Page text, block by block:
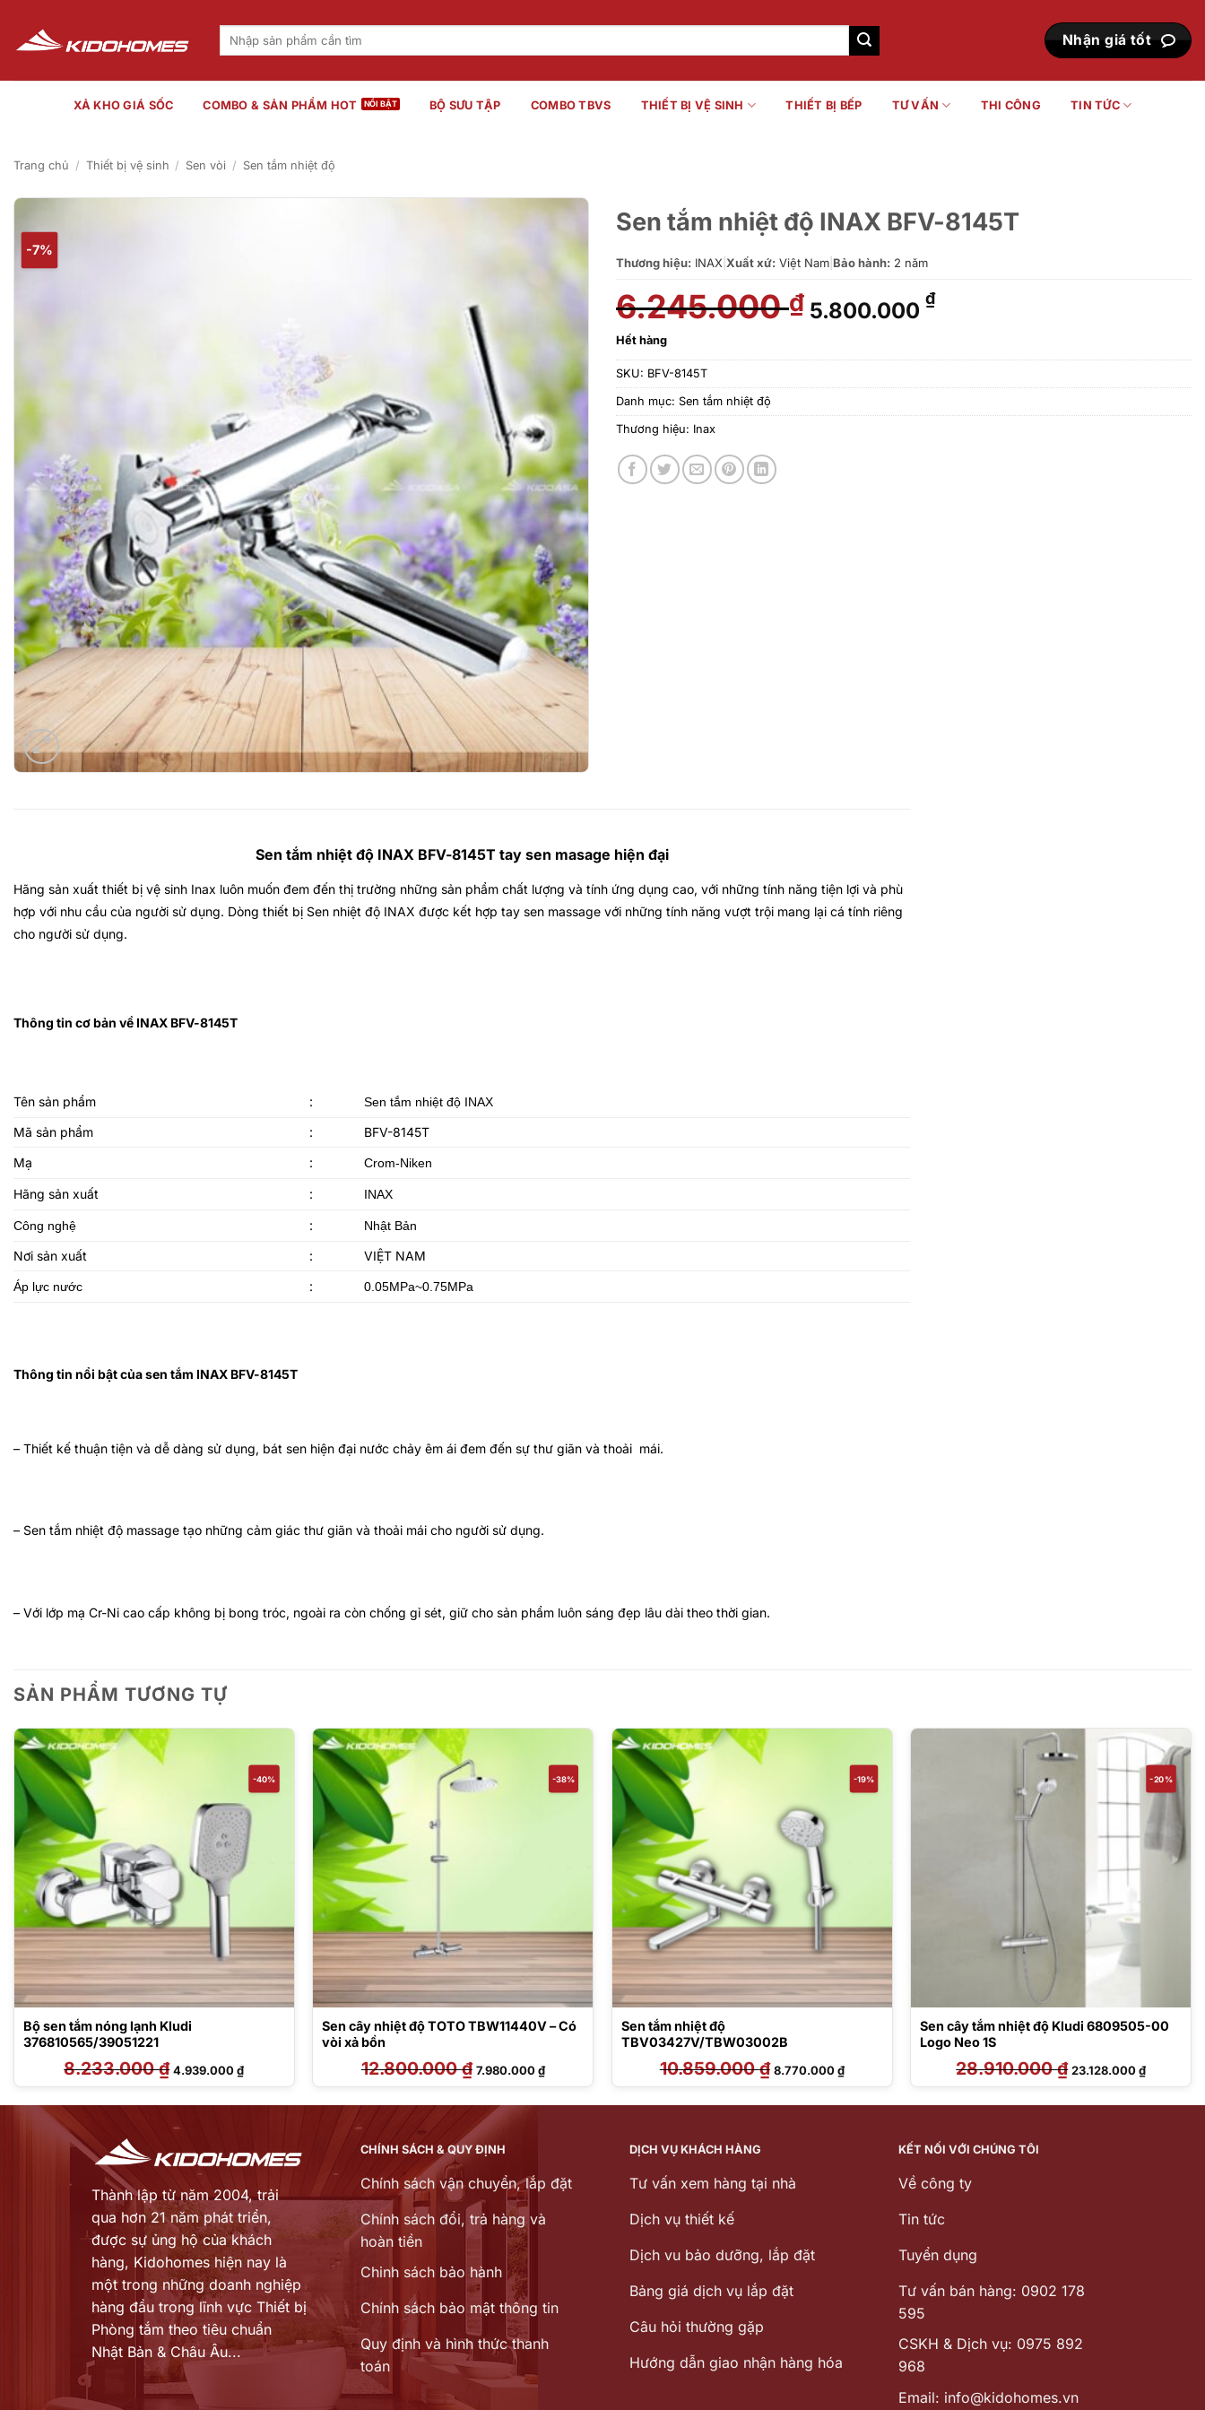
nội
dung
Tìm
Nhận giá tốt
XẢ KHO GIÁ SỐC COMBO & SẢN PHẨM HOT BỘ SƯU TẬP COMBO TBVS THIẾT BỊ VỆ SINH THIẾT BỊ BẾP TƯ VẤN THI CÔNG TIN TỨC
Trang chủ / Thiết bị vệ sinh / Sen vòi / Sen tắm nhiệt độ
-7%
Sen tắm nhiệt độ INAX BFV-8145T
Thương hiệu: INAX Xuất xứ: Việt Nam Bảo hành: 2 năm
6.245.000₫ Giá
gốc
6.245.000 ₫.
5.800.000 ₫Giá
là:
5.800.000 ₫.
Hết hàng
SKU: BFV-8145T
Danh mục: Sen tắm nhiệt độ
Thương hiệu: Inax
Sen tắm nhiệt độ INAX BFV-8145T tay sen masage hiện đại
Hãng sản xuất thiết bị vệ sinh Inax luôn muốn đem đến thị trường những sản phẩm chất lượng và tính ứng dụng cao, với những tính năng tiện lợi và phù
hợp với nhu cầu của người sử dụng. Dòng thiết bị Sen nhiệt độ INAX được kết hợp tay sen massage với những tính năng vượt trội mang lại cá tính riêng
cho người sử dụng.
Thông tin cơ bản về INAX BFV-8145T
Tên sản phẩm : Sen tắm nhiệt độ INAX
Mã sản phẩm :
BFV-8145T
Mạ
: Crom-Niken
Hãng sản xuất : INAX
Công nghệ : Nhật Bản
Nơi sản xuất : VIỆT NAM
Áp lực nước : 0.05MPa~0.75MPa
Thông tin nổi bật của sen tắm INAX BFV-8145T
– Thiết kế thuận tiện và dễ dàng sử dụng, bát sen hiện đại nước chảy êm ái đem đến sự thư giãn và thoải mái.
– Sen tắm nhiệt độ massage tạo những cảm giác thư giãn và thoải mái cho người sử dụng.
– Với lớp mạ Cr-Ni cao cấp không bị bong tróc, ngoài ra còn chống gỉ sét, giữ cho sản phẩm luôn sáng đẹp lâu dài theo thời gian.
SẢN PHẨM TƯƠNG TỰ
-40%
Bộ sen tắm nóng lạnh Kludi
376810565/39051221
8.233.000₫ Giá
gốc
là:
4.939.000₫Giá
hiện
tại
4.939.000 ₫.
-38%
Sen cây nhiệt độ TOTO TBW11440V – Có
vòi xả bồn
12.800.000₫ Giá
gốc
là:
7.980.000₫Giá
hiện
tại
7.980.000 ₫.
-19%
Sen tắm nhiệt độ
TBV03427V/TBW03002B
10.859.000₫ Giá
gốc
là:
8.770.000₫Giá
hiện
tại
8.770.000 ₫.
-20%
Sen cây tắm nhiệt độ Kludi 6809505-00
Logo Neo 1S
28.910.000₫ Giá
gốc
là:
23.128.000₫Giá
hiện
tại
Thành lập từ năm 2004, trải
qua hơn 21 năm phát triển,
được sự ủng hộ của khách
hàng, Kidohomes hiện nay là
một trong những doanh nghiệp
hàng đầu trong lĩnh vực Thiết bị
Phòng tắm theo tiêu chuẩn
Nhật Bản & Châu Âu...
CHÍNH SÁCH & QUY ĐỊNH
Chính sách vận chuyển, lắp đặt
Chính sách đổi, trả hàng và
hoàn tiền
Chinh sách bảo hành
Chính sách bảo mật thông tin
Quy định và hình thức thanh
toán
DỊCH VỤ KHÁCH HÀNG
Tư vấn xem hàng tại nhà
Dịch vụ thiết kế
Dịch vu bảo dưỡng, lắp đặt
Bảng giá dịch vụ lắp đặt
Câu hỏi thường gặp
Hướng dẫn giao nhận hàng hóa
KẾT NỐI VỚI CHÚNG TÔI
Về công ty
Tin tức
Tuyển dụng
Tư vấn bán hàng: 0902 178
595
CSKH & Dịch vụ: 0975 892
968
Email: info@kidohomes.vn